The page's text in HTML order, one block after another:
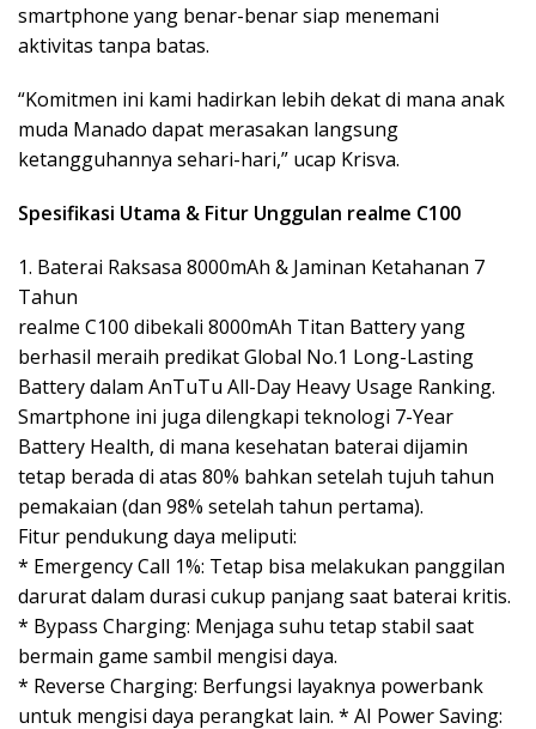
smartphone yang benar-benar siap menemani
aktivitas tanpa batas.
“Komitmen ini kami hadirkan lebih dekat di mana anak
muda Manado dapat merasakan langsung
ketangguhannya sehari-hari,” ucap Krisva.
Spesifikasi Utama & Fitur Unggulan realme C100
​1. Baterai Raksasa 8000mAh & Jaminan Ketahanan 7
Tahun
​realme C100 dibekali 8000mAh Titan Battery yang
berhasil meraih predikat Global No.1 Long-Lasting
Battery dalam AnTuTu All-Day Heavy Usage Ranking.
Smartphone ini juga dilengkapi teknologi 7-Year
Battery Health, di mana kesehatan baterai dijamin
tetap berada di atas 80% bahkan setelah tujuh tahun
pemakaian (dan 98% setelah tahun pertama).
​Fitur pendukung daya meliputi:
​* Emergency Call 1%: Tetap bisa melakukan panggilan
darurat dalam durasi cukup panjang saat baterai kritis.
​* Bypass Charging: Menjaga suhu tetap stabil saat
bermain game sambil mengisi daya.
​* Reverse Charging: Berfungsi layaknya powerbank
untuk mengisi daya perangkat lain. * AI Power Saving: